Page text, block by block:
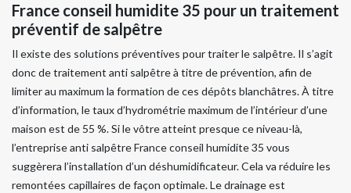
France conseil humidite 35 pour un traitement
préventif de salpêtre
Il existe des solutions préventives pour traiter le salpêtre. Il s’agit
donc de traitement anti salpêtre à titre de prévention, afin de
limiter au maximum la formation de ces dépôts blanchâtres. À titre
d’information, le taux d’hydrométrie maximum de l’intérieur d’une
maison est de 55 %. Si le vôtre atteint presque ce niveau-là,
l’entreprise anti salpêtre France conseil humidite 35 vous
suggèrera l’installation d’un déshumidificateur. Cela va réduire les
remontées capillaires de façon optimale. Le drainage est